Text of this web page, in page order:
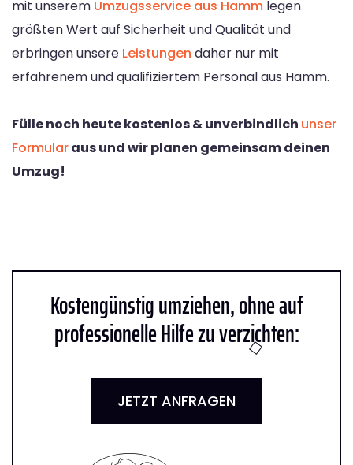
mit unserem Umzugsservice aus Hamm legen
größten Wert auf Sicherheit und Qualität und
erbringen unsere Leistungen daher nur mit
erfahrenem und qualifiziertem Personal aus Hamm.
Fülle noch heute kostenlos & unverbindlich unser
Formularaus und wir planen gemeinsam deinen
Umzug!
Kostengünstig umziehen, ohne auf
professionelle Hilfe zu verzichten:
JETZT ANFRAGEN